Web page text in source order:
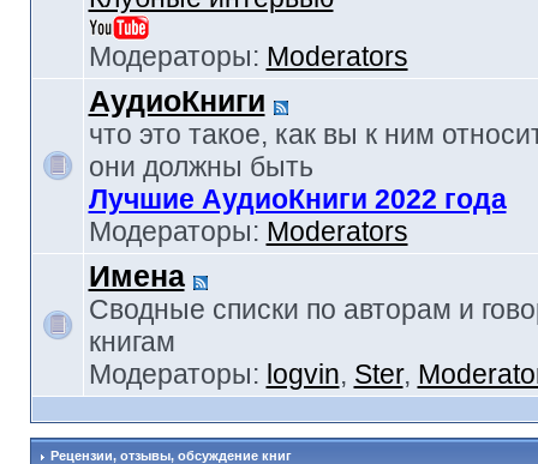
Модераторы: Moderators
АудиоКниги
что это такое, как вы к ним
они должны быть
Лучшие АудиоКниги 2022 года
Модераторы: Moderators
Имена
Сводные списки по авторам и
книгам
Модераторы: logvin, Ster,
Рецензии, отзывы, обсуждение книг